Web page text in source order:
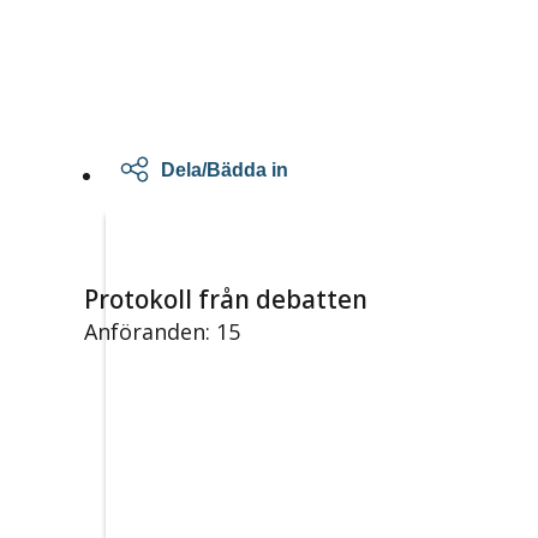
Dela/Bädda in
Protokoll från debatten
Anföranden: 15